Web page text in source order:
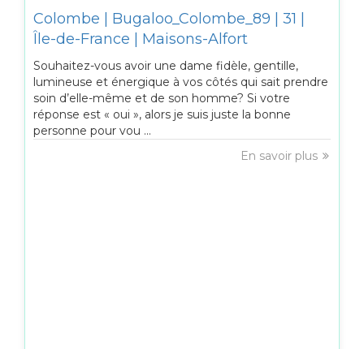
Colombe | Bugaloo_Colombe_89 | 31 |
Île-de-France | Maisons-Alfort
Souhaitez-vous avoir une dame fidèle, gentille,
lumineuse et énergique à vos côtés qui sait prendre
soin d’elle-même et de son homme? Si votre
réponse est « oui », alors je suis juste la bonne
personne pour vou ...
En savoir plus